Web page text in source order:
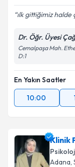
ılk gittiğimiz
Dr. Öğr. Üyesi
Cemalpaşa Mah.
D:1
En Yakın Saatler
10:00
Klinik
Adana,